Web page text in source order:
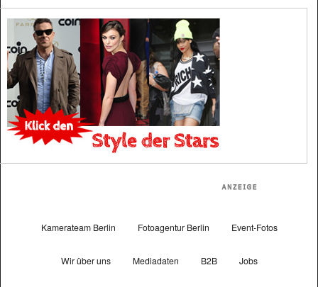
Kamerateam Berlin Fotoagentur Berlin Event-Fotos
Wir über uns Mediadaten B2B Jobs